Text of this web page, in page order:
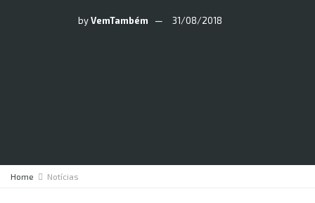
by VemTambém 31/08/2018
Home Notícias